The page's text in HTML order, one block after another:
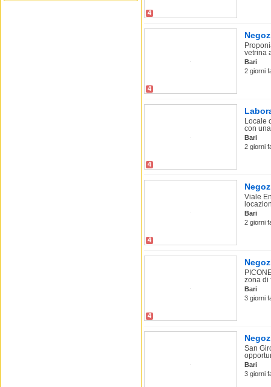
4
4
vetrina
Bari
2 giorni
4
Locale
con
Bari
2 giorni
4
Viale
Bari
2 giorni
4
zona di
Bari
3 giorni
San
Bari
3 giorni